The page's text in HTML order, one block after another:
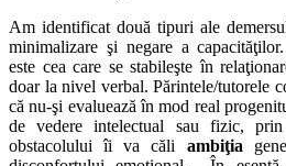
Am identificat două tipuri ale
minimalizare şi negare a
este cea care se stabileşte în
doar la nivel verbal. Părintele/tutorele
că nu-şi evaluează în mod real
de vedere intelectual sau fizic,
obstacolului îi va căli ambiţia